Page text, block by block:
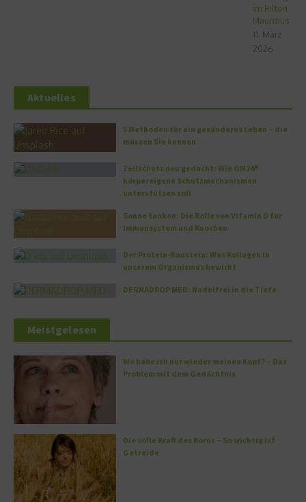
im Hilton
Mauritius
11. März
2026
Aktuelles
5 Methoden für ein gesünderes Leben – die
müssen Sie kennen
Zellschutz neu gedacht: Wie OM24®
körpereigene Schutzmechanismen
unterstützen soll
Sonne tanken: Die Rolle von Vitamin D für
Immunsystem und Knochen
Der Protein-Baustein: Was Kollagen in
unserem Organismus bewirkt
DERMADROP MED: Nadelfrei in die Tiefe
Meistgelesen
Wo habe ich nur wieder meinen Kopf? – Das
Problem mit dem Gedächtnis
Die volle Kraft des Korns – So wichtig ist
Getreide